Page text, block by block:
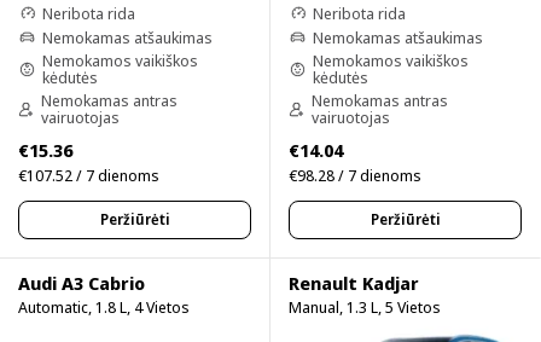
Neribota rida
Nemokamas atšaukimas
Nemokamos vaikiškos
kėdutės
Nemokamas antras
vairuotojas
€15.36
€107.52 / 7 dienoms
Peržiūrėti
Neribota rida
Nemokamas atšaukimas
Nemokamos vaikiškos
kėdutės
Nemokamas antras
vairuotojas
€14.04
€98.28 / 7 dienoms
Peržiūrėti
Audi A3 Cabrio
Automatic, 1.8 L, 4 Vietos
Renault Kadjar
Manual, 1.3 L, 5 Vietos